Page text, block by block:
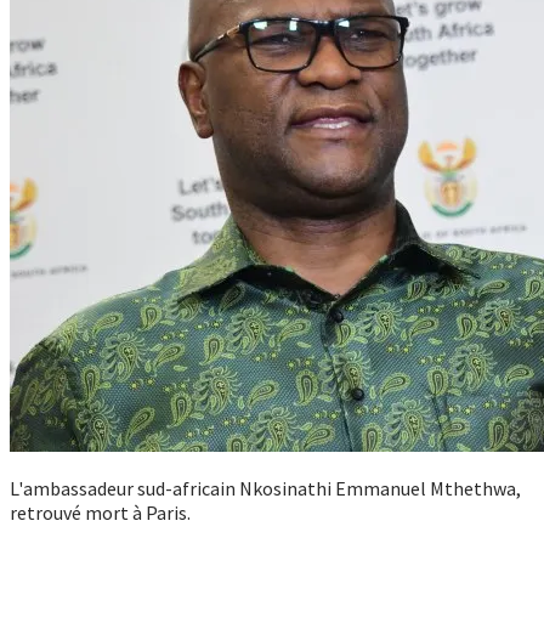
L'ambassadeur sud-africain Nkosinathi Emmanuel Mthethwa,
retrouvé mort à Paris.